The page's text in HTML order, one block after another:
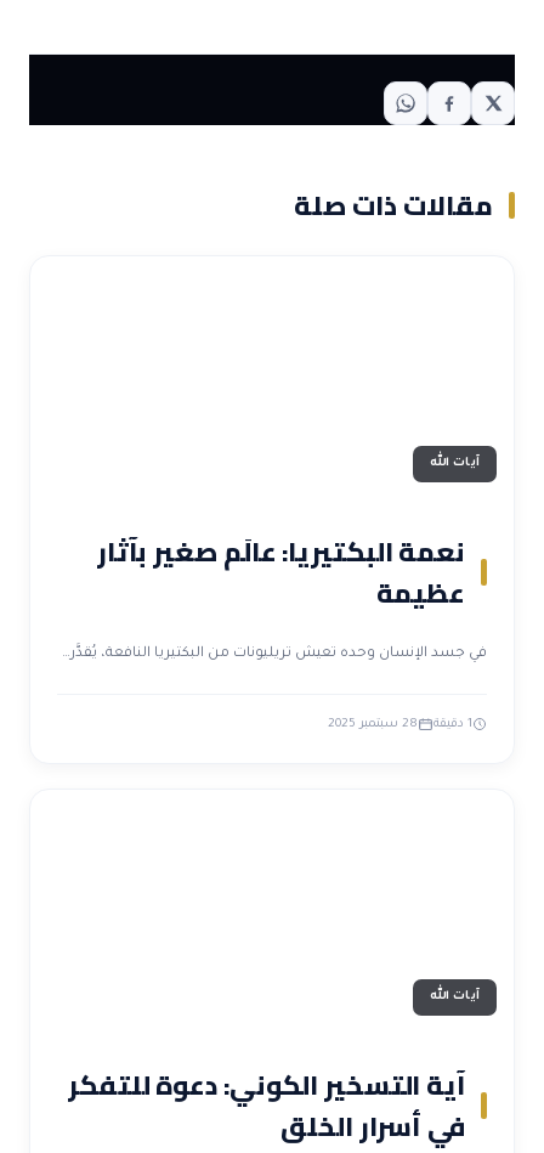
مقالات ذات صلة
آيات الله
نعمة البكتيريا: عالَم صغير بآثار
عظيمة
في جسد الإنسان وحده تعيش تريليونات من البكتيريا النافعة، يُقدَّر…
1 دقيقة 28 سبتمبر 2025
آيات الله
آية التسخير الكوني: دعوة للتفكر
في أسرار الخلق